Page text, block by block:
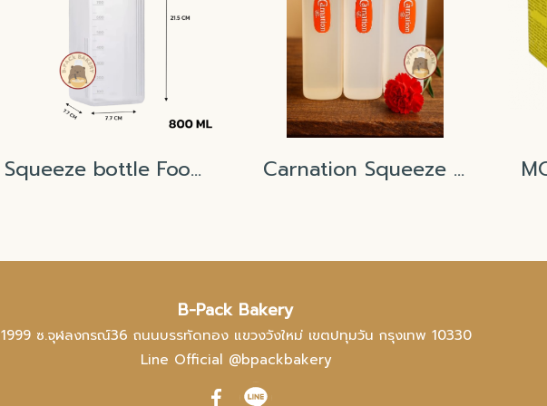
Squeeze bottle Food Grade 800ml Carnation Squeeze bottle Food Grade 1000ml
B-Pack Bakery
1999 ซ.จุฬลงกรณ์36 ถนนบรรทัดทอง แขวงวังใหม่ เขตปทุมวัน กรุงเทพ 10330
Line Official @bpackbakery